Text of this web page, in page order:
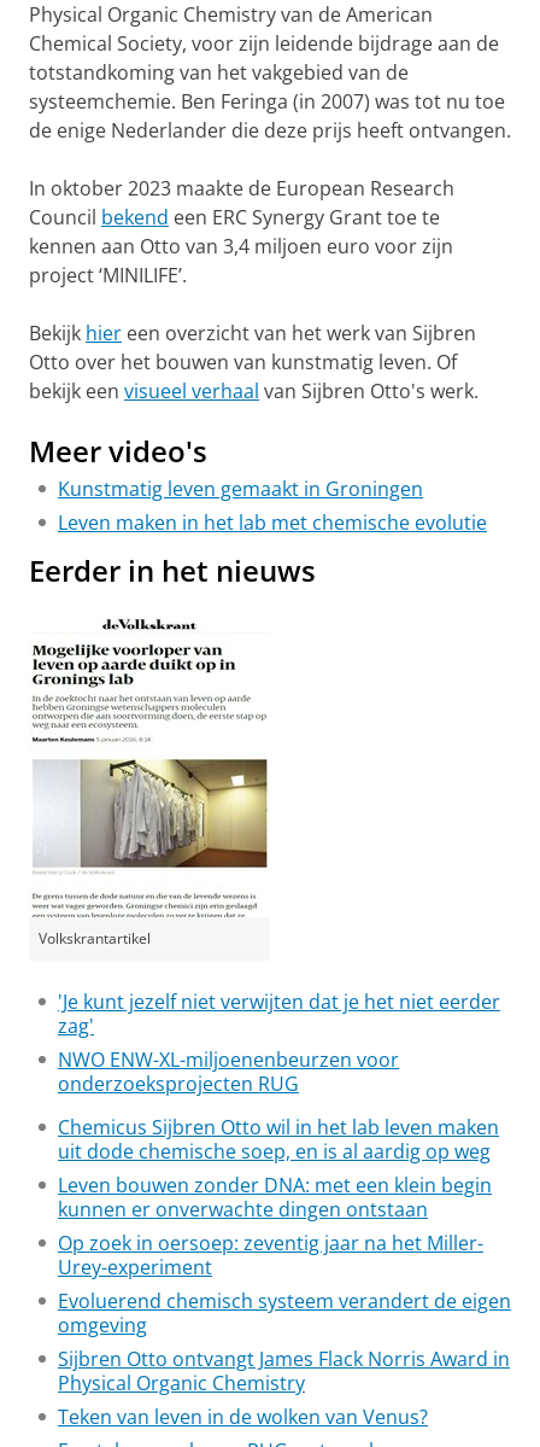
Physical Organic Chemistry van de American
Chemical Society, voor zijn leidende bijdrage aan de
totstandkoming van het vakgebied van de
systeemchemie. Ben Feringa (in 2007) was tot nu toe
de enige Nederlander die deze prijs heeft ontvangen.
In oktober 2023 maakte de European Research
Council bekend een ERC Synergy Grant toe te
kennen aan Otto van 3,4 miljoen euro voor zijn
project ‘MINILIFE’.
Bekijk hier een overzicht van het werk van Sijbren
Otto over het bouwen van kunstmatig leven. Of
bekijk een visueel verhaal van Sijbren Otto's werk.
Meer video's
Kunstmatig leven gemaakt in Groningen
Leven maken in het lab met chemische evolutie
Eerder in het nieuws
Volkskrantartikel
'Je kunt jezelf niet verwijten dat je het niet eerder
zag'
NWO ENW-XL-miljoenenbeurzen voor
onderzoeksprojecten RUG
Chemicus Sijbren Otto wil in het lab leven maken
uit dode chemische soep, en is al aardig op weg
Leven bouwen zonder DNA: met een klein begin
kunnen er onverwachte dingen ontstaan
Op zoek in oersoep: zeventig jaar na het Miller-
Urey-experiment
Evoluerend chemisch systeem verandert de eigen
omgeving
Sijbren Otto ontvangt James Flack Norris Award in
Physical Organic Chemistry
Teken van leven in de wolken van Venus?